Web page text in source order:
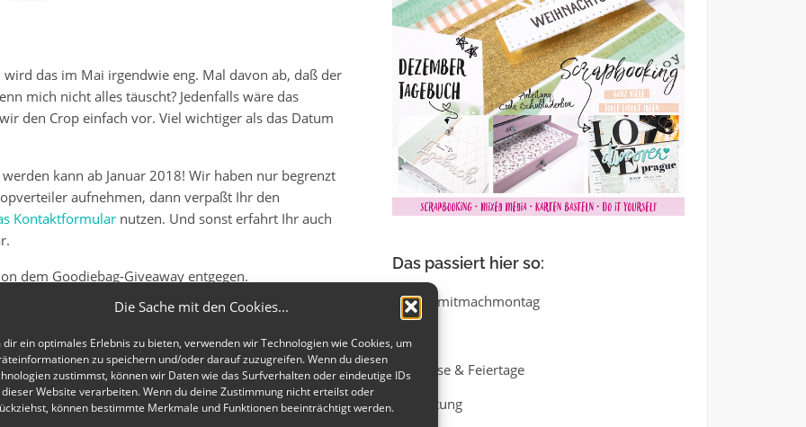
Die Sache mit den Cookies...
dir ein optimales Erlebnis zu bieten, verwenden wir Technologien wie Cookies, um
zu speichern und/oder darauf zuzugreifen. Wenn du diesen
zustimmst, können wir Daten wie das Surfverhalten oder eindeutige IDs
Website verarbeiten. Wenn du deine Zustimmung nicht erteilst oder
können bestimmte Merkmale und Funktionen beeinträchtigt werden.
das im Mai irgendwie eng. Mal davon ab, daß der
mich nicht alles täuscht? Jedenfalls wäre das
den Crop einfach vor. Viel wichtiger als das Datum
kann ab Januar 2018! Wir haben nur begrenzt
aufnehmen, dann verpaßt Ihr den
Kontaktformularnutzen. Und sonst erfahrt Ihr auch
dem Goodiebag-Giveaway entgegen.
Das passiert hier so:
#mmmitmachmontag
Anlässe & Feiertage
Anleitung